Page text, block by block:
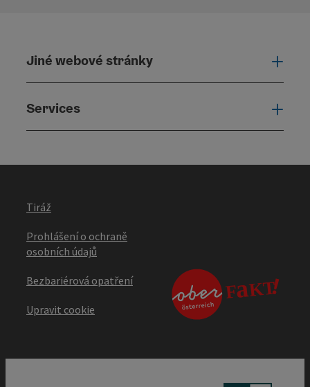
Jiné webové stránky
Services
Tiráž
Prohlášení o ochraně
osobních údajů
Bezbariérová opatření
Upravit cookie